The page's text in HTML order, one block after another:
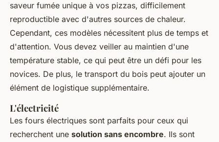
saveur fumée unique à vos pizzas, difficilement
reproductible avec d'autres sources de chaleur.
Cependant, ces modèles nécessitent plus de temps et
d'attention. Vous devez veiller au maintien d'une
température stable, ce qui peut être un défi pour les
novices. De plus, le transport du bois peut ajouter un
élément de logistique supplémentaire.
L'électricité
Les fours électriques sont parfaits pour ceux qui
recherchent une solution sans encombre. Ils sont